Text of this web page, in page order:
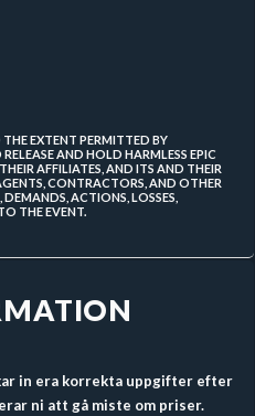
EXTENT PERMITTED BY
AND HOLD HARMLESS EPIC
AFFILIATES, AND ITS AND THEIR
CONTRACTORS, AND OTHER
ACTIONS, LOSSES,
THE EVENT.
in era korrekta uppgifter efter
ni att gå miste om priser.